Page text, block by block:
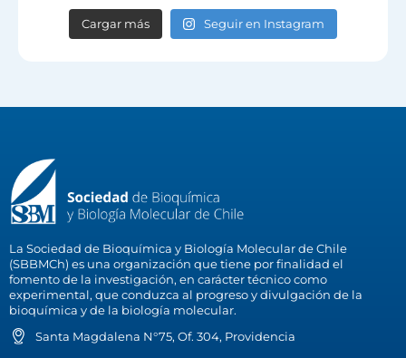
Cargar más Seguir en Instagram
La Sociedad de Bioquímica y Biología Molecular de Chile
(SBBMCh) es una organización que tiene por finalidad el
fomento de la investigación, en carácter técnico como
experimental, que conduzca al progreso y divulgación de la
bioquímica y de la biología molecular.
Santa Magdalena N°75, Of. 304, Providencia